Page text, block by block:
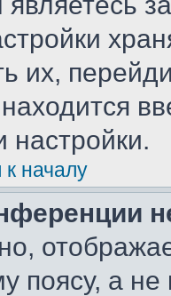
их,
настройки.
к началу
поясу, а